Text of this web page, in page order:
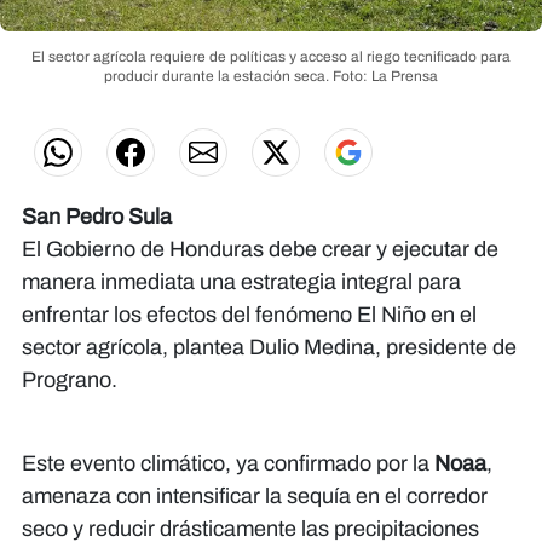
El sector agrícola requiere de políticas y acceso al riego tecnificado para
producir durante la estación seca. Foto: La Prensa
San Pedro Sula
El Gobierno de Honduras debe crear y ejecutar de
manera inmediata una estrategia integral para
enfrentar los efectos del fenómeno El Niño en el
sector agrícola, plantea Dulio Medina, presidente de
Prograno.
Este evento climático, ya confirmado por la Noaa,
amenaza con intensificar la sequía en el corredor
seco y reducir drásticamente las precipitaciones